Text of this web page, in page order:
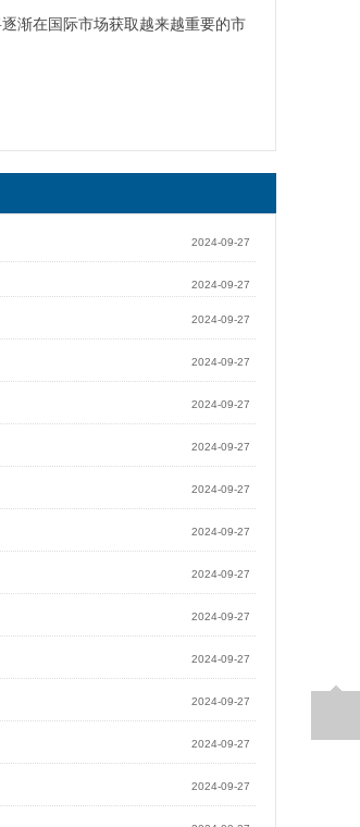
渐在国际市场获取越来越重要的市
2024-09-27
2024-09-27
2024-09-27
2024-09-27
2024-09-27
2024-09-27
2024-09-27
2024-09-27
2024-09-27
2024-09-27
2024-09-27
2024-09-27
2024-09-27
2024-09-27